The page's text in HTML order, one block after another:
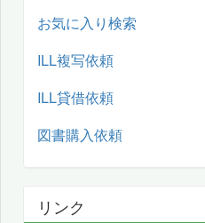
お気に入り検索
ILL複写依頼
ILL貸借依頼
図書購入依頼
リンク